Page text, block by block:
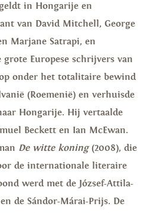
in Hongarije en
van David Mitchell, George
Marjane Satrapi, en
Europese schrijvers van
onder het totalitaire bewind
(Roemenië) en verhuisde
Hongarije. Hij vertaalde
Beckett en Ian McEwan.
De witte koning(2008), die
de internationale literaire
werd met de József-Attila-
de Sándor-Márai-Prijs. De